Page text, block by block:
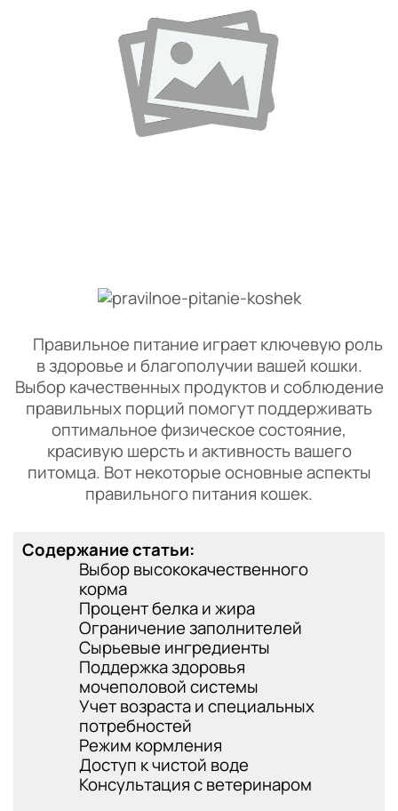
Правильное питание играет ключевую роль
в здоровье и благополучии вашей кошки.
Выбор качественных продуктов и соблюдение
правильных порций помогут поддерживать
оптимальное физическое состояние,
красивую шерсть и активность вашего
питомца. Вот некоторые основные аспекты
правильного питания кошек.
Содержание статьи:
Выбор высококачественного
корма
Процент белка и жира
Ограничение заполнителей
Сырьевые ингредиенты
Поддержка здоровья
мочеполовой системы
Учет возраста и специальных
потребностей
Режим кормления
Доступ к чистой воде
Консультация с ветеринаром